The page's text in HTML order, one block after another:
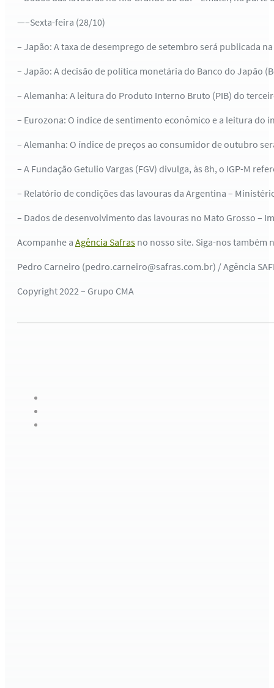
—–Sexta-feira (28/10)
– Japão: A taxa de desemprego de setembro será publicada
– Japão: A decisão de política monetária do Banco do Japão
– Alemanha: A leitura do Produto Interno Bruto (PIB) do
– Eurozona: O índice de sentimento econômico e a leitura
– Alemanha: O índice de preços ao consumidor de outubro
– A Fundação Getulio Vargas (FGV) divulga, às 8h, o IGP-M
– Relatório de condições das lavouras da Argentina –
– Dados de desenvolvimento das lavouras no Mato Grosso –
Acompanhe a Agência Safras no nosso site. Siga-nos também
Pedro Carneiro (pedro.carneiro@safras.com.br) / Agência
Copyright 2022 – Grupo CMA